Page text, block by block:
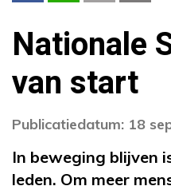
Nationale
van start
Publicatiedatum: 18
In beweging blijven
leden. Om meer